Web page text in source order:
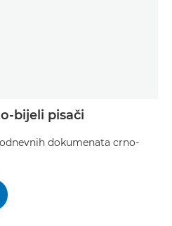
bijeli pisači
dokumenata crno-